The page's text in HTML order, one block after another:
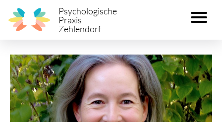
Psychologische
Praxis
Zehlendorf